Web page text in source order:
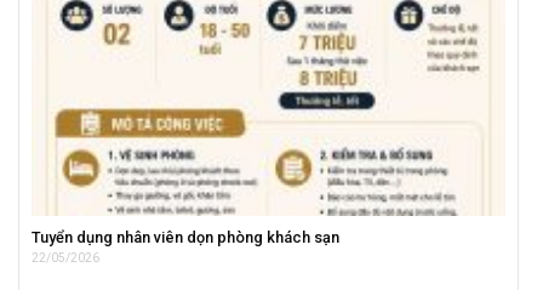
Tuyển dụng nhân viên dọn phòng khách sạn
22/05/2026